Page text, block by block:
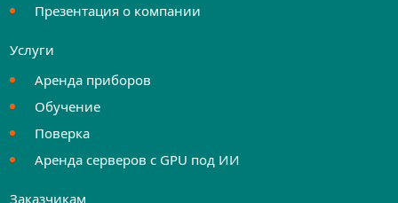
Презентация о компании
Услуги
Аренда приборов
Обучение
Поверка
Аренда серверов с GPU под ИИ
Заказчикам